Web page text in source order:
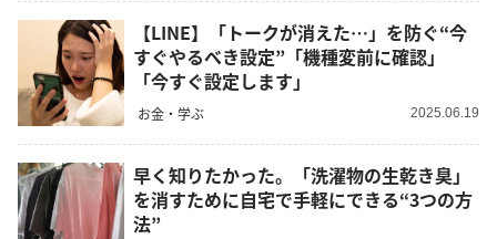
【LINE】「トークが消えた…」を防ぐ“今
すぐやるべき設定”「機種変前に確認」
「今すぐ設定します」
お金・学ぶ 2025.06.19
早く知りたかった。「洗濯物の生乾き臭」
を消すために自宅で手軽にできる“3つの方
法”